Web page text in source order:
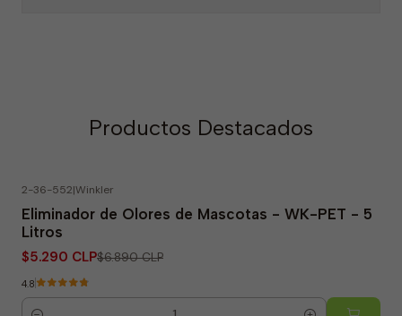
Productos Destacados
2-36-552|Winkler
Eliminador de Olores de Mascotas - WK-PET - 5
Litros
$5.290 CLP$6.890 CLP
4.8